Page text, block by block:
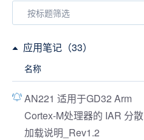
应用笔记（33）
名称
AN221 适用于GD32 Arm
Cortex-M处理器的 IAR 分散
加载说明_Rev1.2